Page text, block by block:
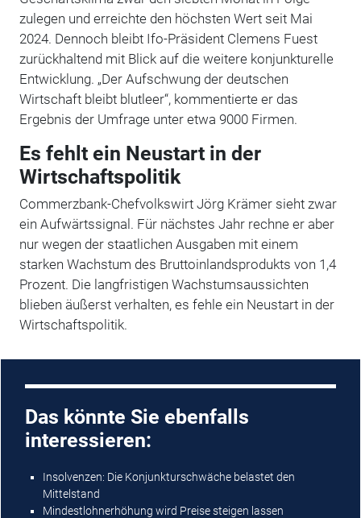
zulegen und erreichte den höchsten Wert seit Mai
2024. Dennoch bleibt Ifo-Präsident Clemens Fuest
zurückhaltend mit Blick auf die weitere konjunkturelle
Entwicklung. „Der Aufschwung der deutschen
Wirtschaft bleibt blutleer“, kommentierte er das
Ergebnis der Umfrage unter etwa 9000 Firmen.
Es fehlt ein Neustart in der
Wirtschaftspolitik
Commerzbank-Chefvolkswirt Jörg Krämer sieht zwar
ein Aufwärtssignal. Für nächstes Jahr rechne er aber
nur wegen der staatlichen Ausgaben mit einem
starken Wachstum des Bruttoinlandsprodukts von 1,4
Prozent. Die langfristigen Wachstumsaussichten
blieben äußerst verhalten, es fehle ein Neustart in der
Wirtschaftspolitik.
Das könnte Sie ebenfalls
interessieren:
Insolvenzen: Die Konjunkturschwäche belastet den
Mittelstand
Mindestlohnerhöhung wird Preise steigen lassen